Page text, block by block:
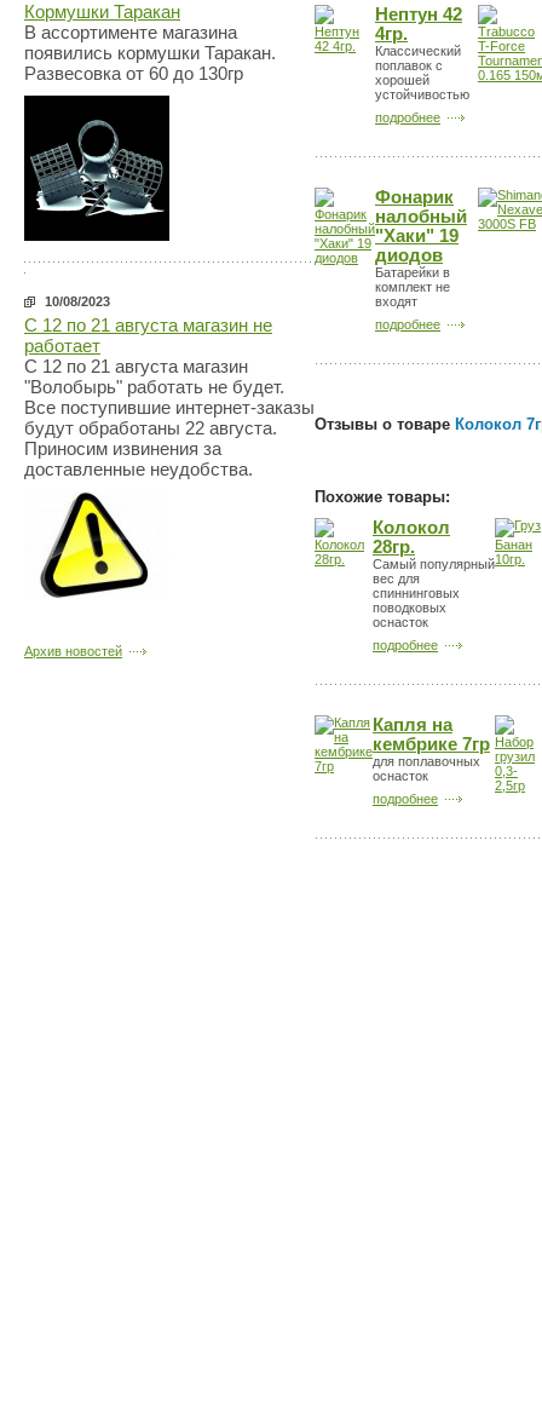
Кормушки Таракан
В ассортименте магазина
появились кормушки Таракан.
Развесовка от 60 до 130гр
10/08/2023
С 12 по 21 августа магазин не
работает
С 12 по 21 августа магазин
"Волобырь" работать не будет.
Все поступившие интернет-заказы
будут обработаны 22 августа.
Приносим извинения за
доставленные неудобства.
Архив новостей
Нептун 42
4гр.
Классический
поплавок с
хорошей
устойчивостью
подробнее
Фонарик
налобный
"Хаки" 19
диодов
Батарейки в
комплект не
входят
подробнее
Отзывы о товаре Колокол
Похожие товары:
Колокол
28гр.
Самый популярный
вес для
спиннинговых
поводковых
оснасток
подробнее
Капля на
кембрике 7гр
для поплавочных
оснасток
подробнее